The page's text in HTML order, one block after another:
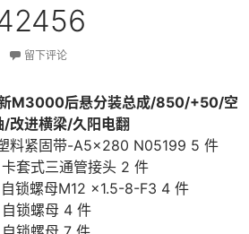
留下评论
M3000后悬分装总成/850/+50/空
进横梁/久阳电翻
料紧固带-A5×280 N05199 5 件
卡套式三通管接头 2 件
锁螺母M12 ×1.5-8-F3 4 件
自锁螺母 4 件